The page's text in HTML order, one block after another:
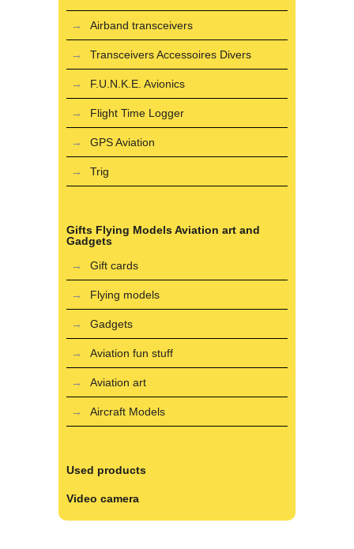
Airband transceivers
Transceivers Accessoires Divers
F.U.N.K.E. Avionics
Flight Time Logger
GPS Aviation
Trig
Gifts Flying Models Aviation art and
Gadgets
Gift cards
Flying models
Gadgets
Aviation fun stuff
Aviation art
Aircraft Models
Used products
Video camera